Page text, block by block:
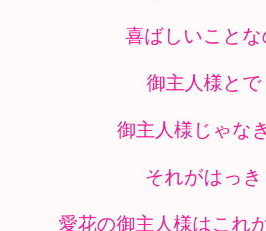
喜ばしいこと
御主人様と
御主人様じゃな
それがはっ
愛花の御主人様はこれ